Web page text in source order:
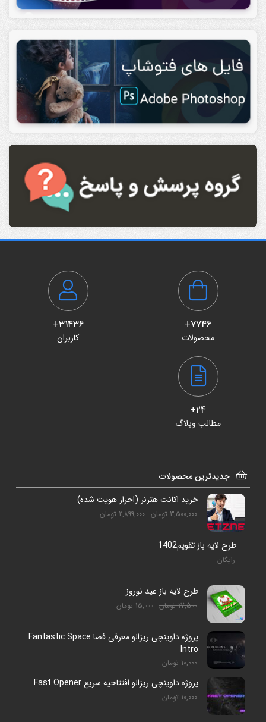
7746+
محصولات
31436+
کاربران
24+
مطالب وبلاگ
جدیدترین محصولات
خرید اکانت هتزنر (احراز هویت شده)
3,500,000 تومان 2,899,000 تومان
طرح لایه باز تقویم1402
رایگان
طرح لایه باز عید نوروز
17,500 تومان 15,000 تومان
پروژه داوینچی ریزالو معرفی فضا Fantastic Space
Intro
10,000 تومان
پروژه داوینچی ریزالو افتتاحیه سریع Fast Opener
10,000 تومان